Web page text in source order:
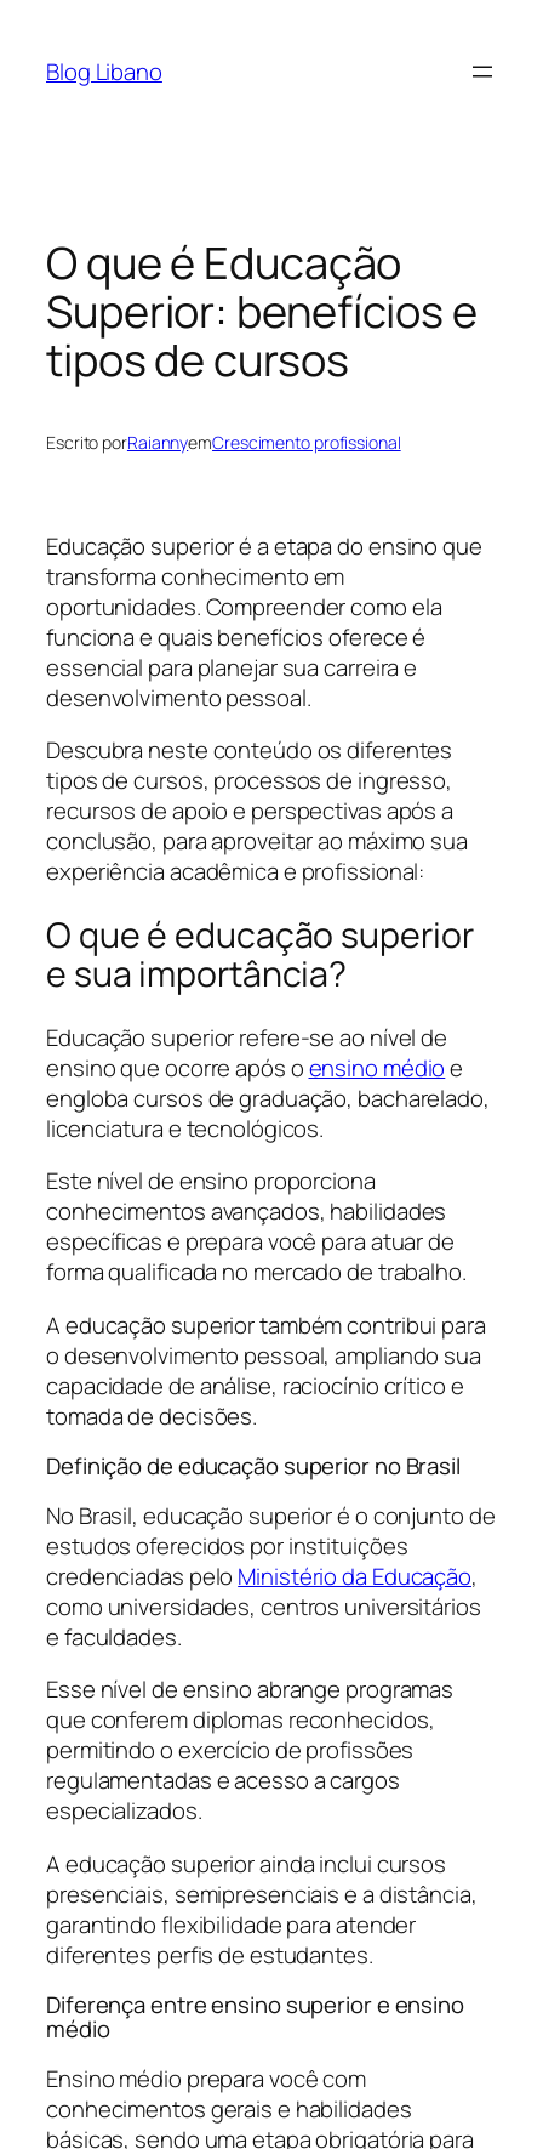
Blog Libano
O que é Educação
Superior: benefícios e
tipos de cursos
Escrito porRaiannyemCrescimento profissional
Educação superior é a etapa do ensino que
transforma conhecimento em
oportunidades. Compreender como ela
funciona e quais benefícios oferece é
essencial para planejar sua carreira e
desenvolvimento pessoal.
Descubra neste conteúdo os diferentes
tipos de cursos, processos de ingresso,
recursos de apoio e perspectivas após a
conclusão, para aproveitar ao máximo sua
experiência acadêmica e profissional:
O que é educação superior
e sua importância?
Educação superior refere-se ao nível de
ensino que ocorre após oensino médioe
engloba cursos de graduação, bacharelado,
licenciatura e tecnológicos.
Este nível de ensino proporciona
conhecimentos avançados, habilidades
específicas e prepara você para atuar de
forma qualificada no mercado de trabalho.
A educação superior também contribui para
o desenvolvimento pessoal, ampliando sua
capacidade de análise, raciocínio crítico e
tomada de decisões.
Definição de educação superior no Brasil
No Brasil, educação superior é o conjunto de
estudos oferecidos por instituições
credenciadas pelo Ministério da Educação,
como universidades, centros universitários
e faculdades.
Esse nível de ensino abrange programas
que conferem diplomas reconhecidos,
permitindo o exercício de profissões
regulamentadas e acesso a cargos
especializados.
A educação superior ainda inclui cursos
presenciais, semipresenciais e a distância,
garantindo flexibilidade para atender
diferentes perfis de estudantes.
Diferença entre ensino superior e ensino
médio
Ensino médio prepara você com
conhecimentos gerais e habilidades
básicas, sendo uma etapa obrigatória para